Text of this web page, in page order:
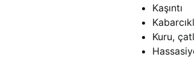
Kaşıntı
Kuru,